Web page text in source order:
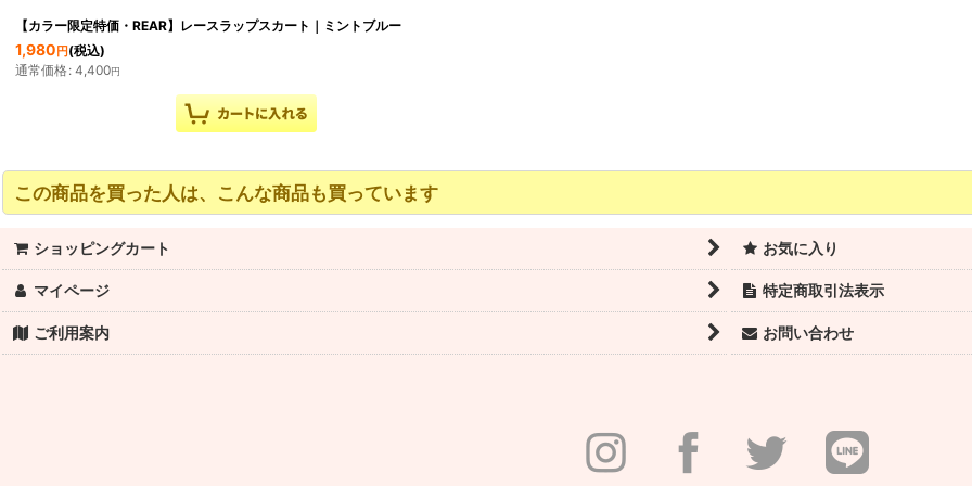
【カラー限定特価・REAR】レースラップスカート｜ミントブルー
1,980 円 (税込)
通常価格: 4,400円
この商品を買った人は、こんな商品も買っています
ショッピングカート お気に入り
マイページ 特定商取引法表示
ご利用案内 お問い合わせ